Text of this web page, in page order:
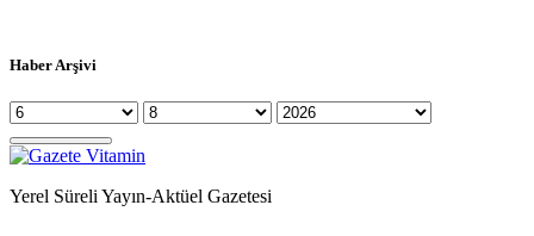
Haber Arşivi
Yerel Süreli Yayın-Aktüel Gazetesi